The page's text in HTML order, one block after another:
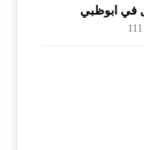
في ابوظبي
111